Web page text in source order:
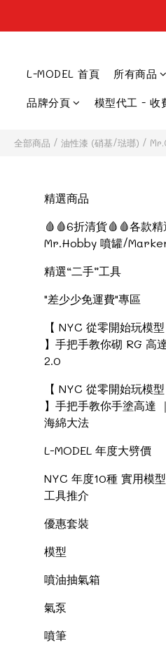
L-MODEL 首頁 所有商品
品牌分頁 模型代工 - 收
全部商品 / 油性漆 (硝基/琺瑯) /
精選商品
🩸🩸6折清貨🩸🩸各款精
Mr.Hobby 噴罐/
精選“二手”工具
"差少少免運費"專區
【 NYC 從零開始玩模型
】手把手教你砌 RG 高
2.0
【 NYC 從零開始玩模型
】手把手教你手塗高達 ｜
海綿大法
L-MODEL 年度大劈價
NYC 年度10種 實用模型
工具推介
優惠套裝
模型
噴油抽氣箱
氣泵
噴筆